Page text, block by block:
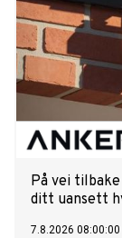
På vei
ditt uansett
7.8.2026 08:00:00